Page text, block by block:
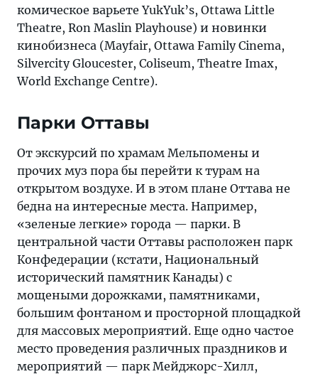
комическое варьете YukYuk’s, Ottawa Little
Theatre, Ron Maslin Playhouse) и новинки
кинобизнеса (Mayfair, Ottawa Family Cinema,
Silvercity Gloucester, Coliseum, Theatre Imax,
World Exchange Centre).
Парки Оттавы
От экскурсий по храмам Мельпомены и
прочих муз пора бы перейти к турам на
открытом воздухе. И в этом плане Оттава не
бедна на интересные места. Например,
«зеленые легкие» города — парки. В
центральной части Оттавы расположен парк
Конфедерации (кстати, Национальный
исторический памятник Канады) с
мощеными дорожками, памятниками,
большим фонтаном и просторной площадкой
для массовых мероприятий. Еще одно частое
место проведения различных праздников и
мероприятий — парк Мейджорс-Хилл,